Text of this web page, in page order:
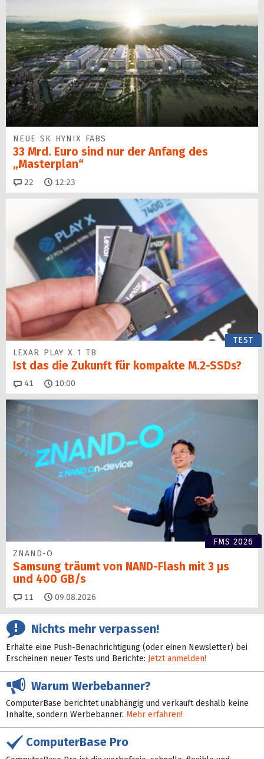
NEUE SK HYNIX FABS
33 Mrd. Euro sind nur der Anfang des
„Masterplan“
22 Kommentare
12:23
TEST
LEXAR PLAY X 1 TB
Ist das die Zukunft für kompakte M.2-SSDs?
41 Kommentare
10:00
FMS 2026
ZNAND-O
Samsung träumt von NAND-Flash mit 3 µs
und 400 GB/s
11 Kommentare
09.08.2026
Nichts mehr verpassen!
Erhalte eine Push-Benachrichtigung (oder einen Newsletter) bei
Erscheinen neuer Tests und Berichte: Jetzt anmelden!
Warum Werbebanner?
ComputerBase berichtet unabhängig und verkauft deshalb keine
Inhalte, sondern Werbebanner. Mehr erfahren!
ComputerBase Pro